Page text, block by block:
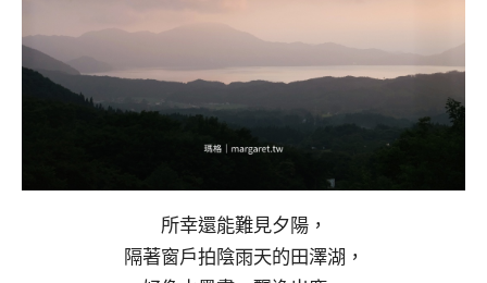
所幸還能難見夕陽，
隔著窗戶拍陰雨天的田澤湖，